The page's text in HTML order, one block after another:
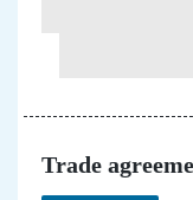
Trade